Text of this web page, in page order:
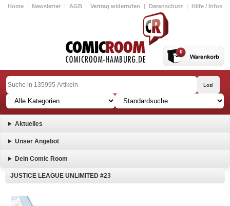
Home | Newsletter | AGB | Vertrag widerrufen | Datenschutz | Hilfe / Infos
0
Aktuelles
Unser Angebot
Dein Comic Room
JUSTICE LEAGUE UNLIMITED #23